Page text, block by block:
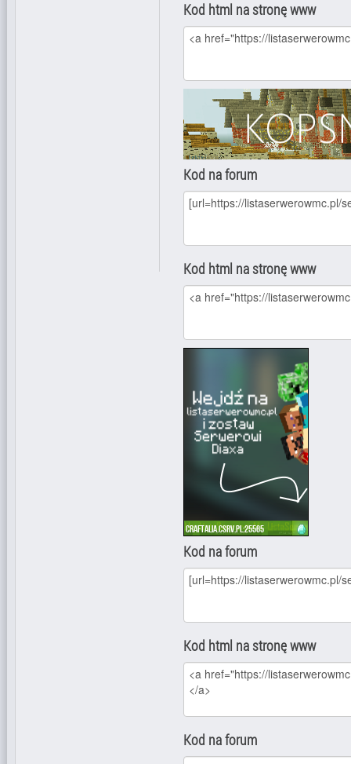
Kod html na stronę www
Kod na forum
Kod html na stronę www
Kod na forum
Kod html na stronę www
Kod na forum